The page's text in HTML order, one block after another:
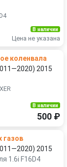
В наличии
Цена не указана
коленвала
2015
В наличии
500 ₽
газов
2015
1.6i F16D4